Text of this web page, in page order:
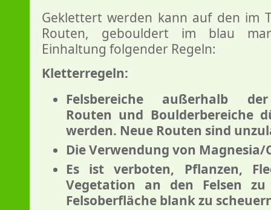
Geklettert werden kann auf den im
Routen, gebouldert im blau
Einhaltung folgender Regeln:
Kletterregeln:
Felsbereiche außerhalb
Routen und Boulderbereiche
werden. Neue Routen sind
Die Verwendung von
Es ist verboten, Pflanzen,
Vegetation an den Felsen
Felsoberfläche blank zu